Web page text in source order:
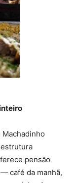
pensão
café da manhã,